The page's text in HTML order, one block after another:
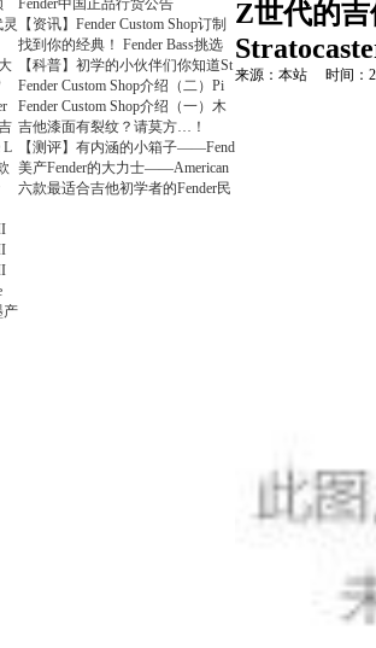
L
产
Fender中国正品行货公告
【资讯】Fender Custom Shop订制
找到你的经典！ Fender Bass挑选
【科普】初学的小伙伴们你知道St
Fender Custom Shop介绍（二）Pi
Fender Custom Shop介绍（一）木
吉他漆面有裂纹？请莫方…！
【测评】有内涵的小箱子——Fend
美产Fender的大力士——American
六款最适合吉他初学者的Fender民
Z世代的吉
来源：本站 时间：